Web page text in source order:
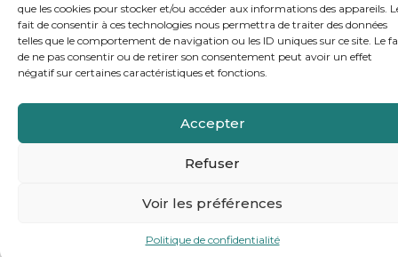
que les cookies pour stocker et/ou accéder aux informations des appareils.
fait de consentir à ces technologies nous permettra de traiter des données
telles que le comportement de navigation ou les ID uniques sur ce site. Le
de ne pas consentir ou de retirer son consentement peut avoir un effet
négatif sur certaines caractéristiques et fonctions.
Accepter
Refuser
Voir les préférences
Politique de confidentialité